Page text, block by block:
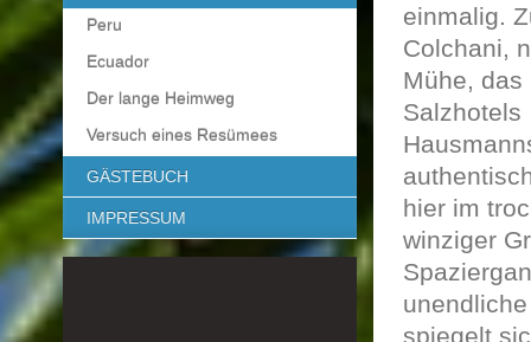
einmalig.
Colchani,
Mühe, das
Salzhotels
hier im
winziger
spiegelt
Peru
Ecuador
Der lange Heimweg
Versuch eines Resümees
GÄSTEBUCH
IMPRESSUM